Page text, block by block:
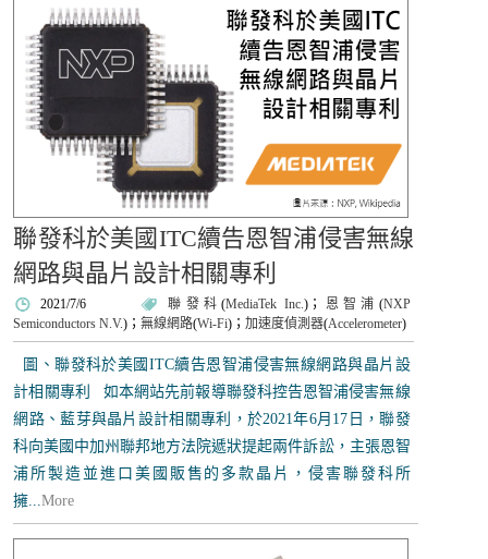
聯發科於美國ITC續告恩智浦侵害無線
網路與晶片設計相關專利
2021/7/6 聯發科 (MediaTek Inc.)； 恩智浦 (NXP
Semiconductors N.V.)；無線網路(Wi-Fi)；加速度偵測器(Accelerometer)
圖、聯發科於美國ITC續告恩智浦侵害無線網路與晶片設
計相關專利 如本網站先前報導聯發科控告恩智浦侵害無線
網路、藍芽與晶片設計相關專利，於2021年6月17日，聯發
科向美國中加州聯邦地方法院遞狀提起兩件訴訟，主張恩智
浦所製造並進口美國販售的多款晶片，侵害聯發科所
擁...More